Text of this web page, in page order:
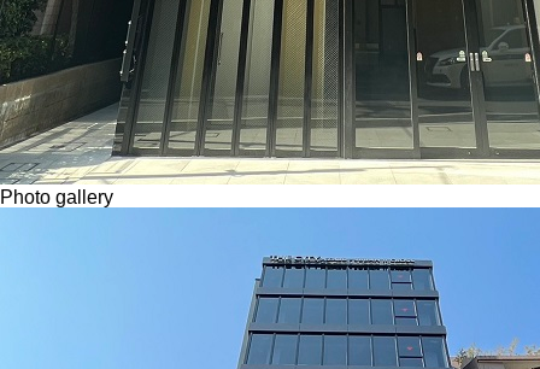
Photo gallery